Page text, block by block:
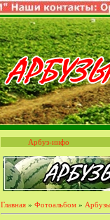
Арбуз-инфо
Главная » Фотоальбом »